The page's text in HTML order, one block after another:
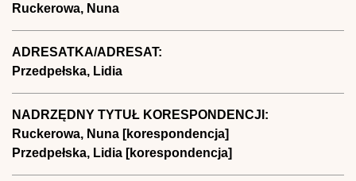
Ruckerowa, Nuna
ADRESATKA/ADRESAT:
Przedpełska, Lidia
NADRZĘDNY TYTUŁ KORESPONDENCJI:
Ruckerowa, Nuna [korespondencja]
Przedpełska, Lidia [korespondencja]